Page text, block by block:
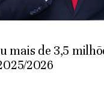
mais de 3,5
2026